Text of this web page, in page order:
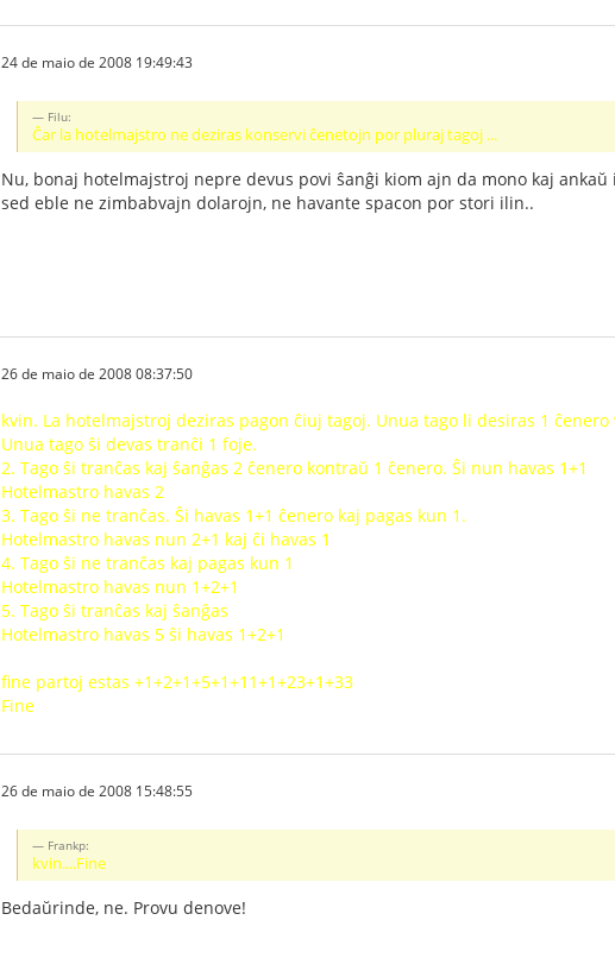
24 de maio de 2008 19:49:43
Filu:
Ĉar la hotelmajstro ne deziras konservi ĉenetojn por pluraj tagoj ...
Nu, bonaj hotelmajstroj nepre devus povi ŝanĝi kiom ajn da mono kaj
sed eble ne zimbabvajn dolarojn, ne havante spacon por stori ilin..
26 de maio de 2008 08:37:50
kvin. La hotelmajstroj deziras pagon ĉiuj tagoj. Unua tago li desiras 1
Unua tago ŝi devas tranĉi 1 foje.
2. Tago ŝi tranĉas kaj ŝanĝas 2 ĉenero kontraŭ 1 ĉenero. Ŝi nun havas 1+1
Hotelmastro havas 2
3. Tago ŝi ne tranĉas. Ŝi havas 1+1 ĉenero kaj pagas kun 1.
Hotelmastro havas nun 2+1 kaj ĉi havas 1
4. Tago ŝi ne tranĉas kaj pagas kun 1
Hotelmastro havas nun 1+2+1
5. Tago ŝi tranĉas kaj ŝanĝas
Hotelmastro havas 5 ŝi havas 1+2+1
fine partoj estas +1+2+1+5+1+11+1+23+1+33
Fine
26 de maio de 2008 15:48:55
Frankp:
kvin....Fine
Bedaŭrinde, ne. Provu denove!